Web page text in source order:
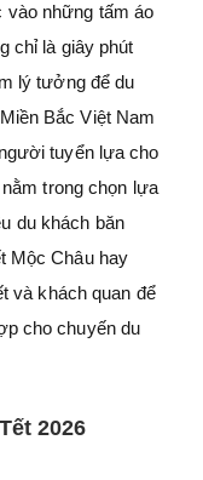
vào những tấm áo
chỉ là giây phút
lý tưởng để du
Bắc Việt Nam
tuyển lựa cho
nằm trong chọn lựa
du khách băn
Mộc Châu hay
và khách quan để
cho chuyến du
2026